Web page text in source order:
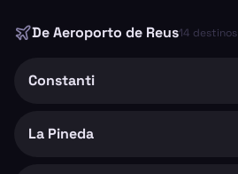
DeAeroporto de Reus14 destinos
Constanti
La Pineda